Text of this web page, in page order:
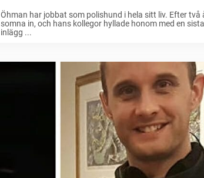
Öhman har jobbat som polishund i hela sitt liv. Efter
somna in, och hans kollegor hyllade honom med en
inlägg ...